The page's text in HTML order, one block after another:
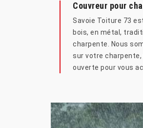
Couvreur pour
Savoie Toiture 73
bois, en métal,
charpente. Nous
sur votre charpente,
ouverte pour vous